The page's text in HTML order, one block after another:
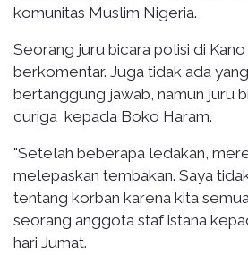
komunitas Muslim Nigeria.
Seorang juru bicara polisi di
berkomentar. Juga tidak ada
bertanggung jawab, namun juru
curiga kepada Boko Haram.
"Setelah beberapa ledakan,
melepaskan tembakan. Saya
tentang korban karena kita
seorang anggota staf istana
hari Jumat.